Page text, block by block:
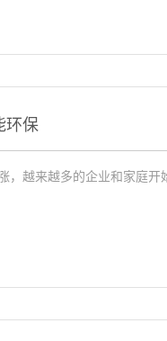
环保
，越来越多的企业和家庭